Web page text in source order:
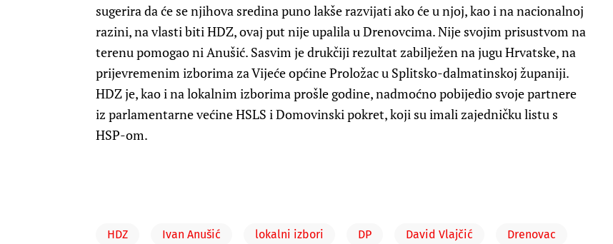
sugerira da će se njihova sredina puno lakše razvijati ako će u njoj, kao i na nacionalnoj
razini, na vlasti biti HDZ, ovaj put nije upalila u Drenovcima. Nije svojim prisustvom na
terenu pomogao ni Anušić. Sasvim je drukčiji rezultat zabilježen na jugu Hrvatske, na
prijevremenim izborima za Vijeće općine Proložac u Splitsko-dalmatinskoj županiji.
HDZ je, kao i na lokalnim izborima prošle godine, nadmoćno pobijedio svoje partnere
iz parlamentarne većine HSLS i Domovinski pokret, koji su imali zajedničku listu s
HSP-om.
HDZ Ivan Anušić lokalni izbori DP David Vlajčić Drenovac